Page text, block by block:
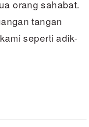
orang sahabat.
tangan
seperti adik-